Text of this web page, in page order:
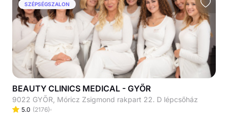
SZÉPSÉGSZALON
BEAUTY CLINICS MEDICAL - GYŐR
9022 GYŐR, Móricz Zsigmond rakpart 22. D lépcsőház
5.0 (2176)